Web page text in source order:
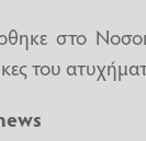
στο
του